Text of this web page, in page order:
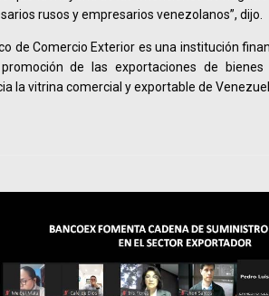
rusos y empresarios venezolanos”, dijo.
de Comercio Exterior es una institución
de las exportaciones de bienes
la vitrina comercial y exportable de